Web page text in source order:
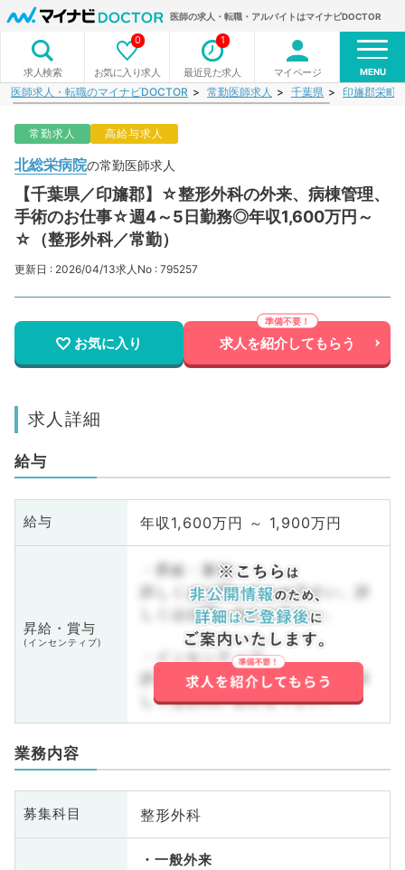
医師の求人・転職・アルバイトはマイナビDOCTOR
求人検索 お気に入り求人
0
最近見た求人
1
マイページ MENU
医師求人・転職のマイナビDOCTOR 常勤医師求人 千葉県 印旛郡栄町
常勤求人 高給与求人
北総栄病院の常勤医師求人
【千葉県／印旛郡】☆整形外科の外来、病棟管理、
手術のお仕事☆週4～5日勤務◎年収1,600万円～
☆（整形外科／常勤）
更新日 : 2026/04/13求人No : 795257
お気に入り 求人を紹介してもらう
求人詳細
給与
給与 年収1,600万円 ～ 1,900万円
昇給・賞与
(インセンティブ)
・昇給・賞与
詳しくはお問い合わせ下さい。詳
しくはお問い合わせ下さい。
・インセンティブ
詳しくはお問い合わせ下さい。詳
しくはお問い合わせ下さい。
業務内容
募集科目 整形外科
一般外来